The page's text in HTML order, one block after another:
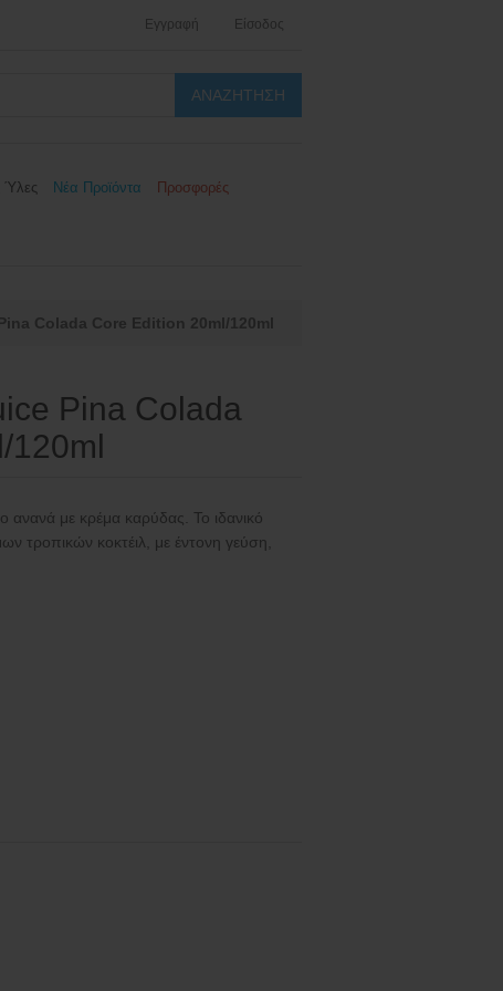
Εγγραφή Είσοδος
Ύλες Νέα Προϊόντα
Προσφορές
Colada Core Edition 20ml/120ml
Pina Colada
120ml
με κρέμα καρύδας. Το ιδανικό
τροπικών κοκτέιλ, με έντονη γεύση,